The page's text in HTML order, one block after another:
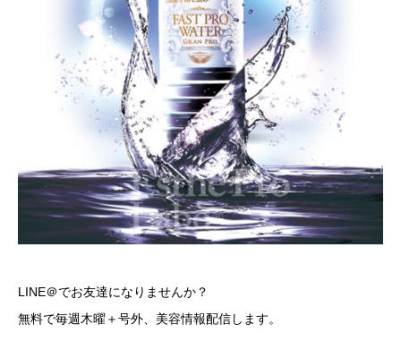
LINE＠でお友達になりませんか？
無料で毎週木曜＋号外、美容情報配信します。